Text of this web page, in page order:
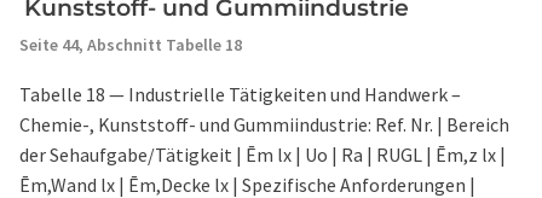
Kunststoff- und Gummiindustrie
Seite 44, Abschnitt Tabelle 18
Tabelle 18 — Industrielle Tätigkeiten und Handwerk –
Chemie-, Kunststoff- und Gummiindustrie: Ref. Nr. | Bereich
der Sehaufgabe/Tätigkeit | Ēm lx | Uo | Ra | RUGL | Ēm,z lx |
Ēm,Wand lx | Ēm,Decke lx | Spezifische Anforderungen |